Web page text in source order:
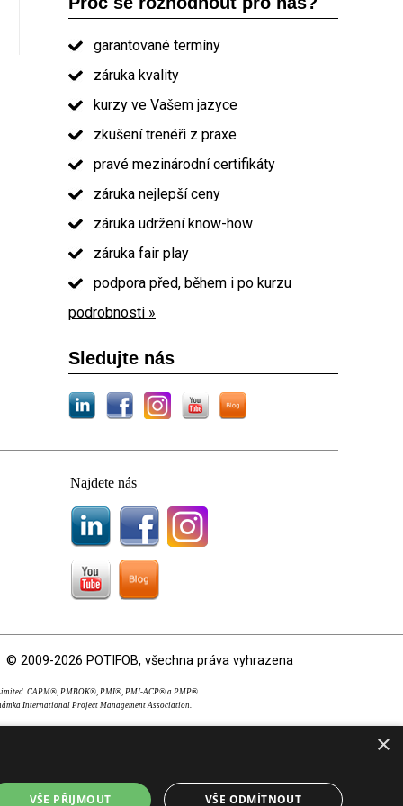
garantované termíny
záruka kvality
kurzy ve Vašem jazyce
zkušení trenéři z praxe
pravé mezinárodní certifikáty
záruka nejlepší ceny
záruka udržení know-how
záruka fair play
podpora před, během i po kurzu
podrobnosti »
Sledujte nás
Najdete nás
© 2009-2026 POTIFOB, všechna práva vyhrazena
CAPM®, PMBOK®, PMI®, PMI-ACP® a PMP®
International Project Management Association.
×
VŠE PŘIJMOUT VŠE ODMÍTNOUT